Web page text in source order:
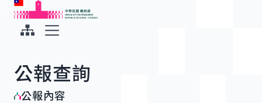
跳到主要內容
中華民國總統府
公報查詢
公報內容